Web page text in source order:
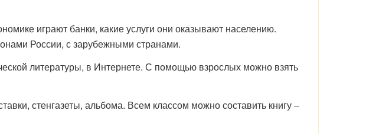
играют банки, какие услуги они оказывают населению.
России, с зарубежными странами.
литературы, в Интернете. С помощью взрослых можно взять
стенгазеты, альбома. Всем классом можно составить книгу –